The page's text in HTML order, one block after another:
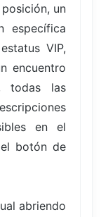
un
específica
VIP,
encuentro
todas las
en el
botón de
abriendo